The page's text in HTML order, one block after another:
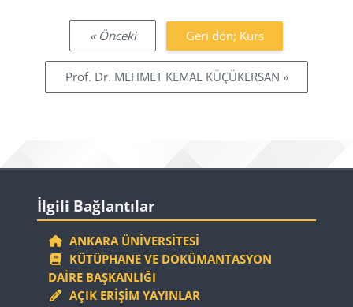
« Önceki Geri dön; Kurs
Prof. Dr. MEHMET KEMAL KÜÇÜKERSAN »
Bloklar
İlgili Bağlantılar
ANKARA ÜNIVERSITESI
KÜTÜPHANE VE DOKÜMANTASYON
DAIRE BAŞKANLIĞI
AÇIK ERIŞIM YAYINLAR